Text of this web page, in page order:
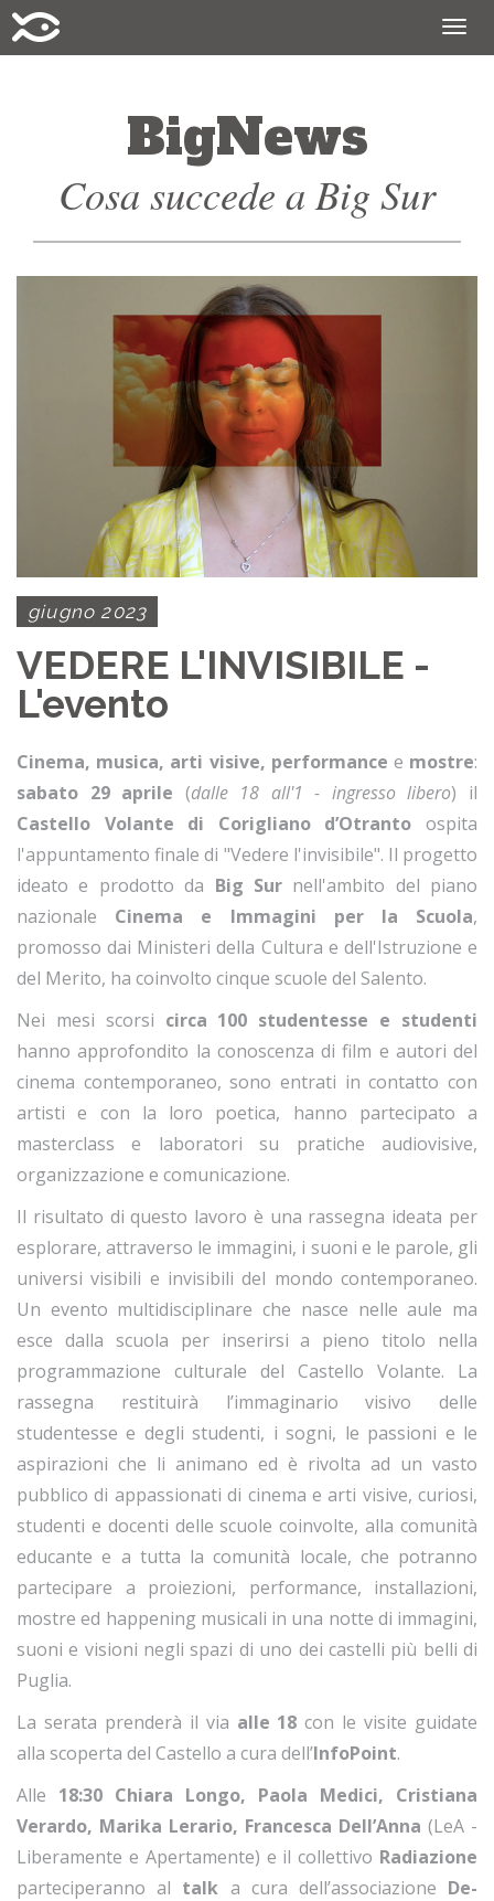
BigNews
Cosa succede a Big Sur
giugno 2023
VEDERE L'INVISIBILE -
L'evento
Cinema, musica, arti visive, performance e mostre:
sabato 29 aprile (dalle 18 all'1 - ingresso libero) il
Castello Volante di Corigliano d’Otranto ospita
l'appuntamento finale di "Vedere l'invisibile". Il progetto
ideato e prodotto da Big Surnell'ambito del piano
nazionale Cinema e Immagini per la Scuola,
promosso dai Ministeri della Cultura e dell'Istruzione e
del Merito, ha coinvolto cinque scuole del Salento.
Nei mesi scorsi circa 100 studentesse e studenti
hanno approfondito la conoscenza di film e autori del
cinema contemporaneo, sono entrati in contatto con
artisti e con la loro poetica, hanno partecipato a
masterclass e laboratori su pratiche audiovisive,
organizzazione e comunicazione.
Il risultato di questo lavoro è una rassegna ideata per
esplorare, attraverso le immagini, i suoni e le parole, gli
universi visibili e invisibili del mondo contemporaneo.
Un evento multidisciplinare che nasce nelle aule ma
esce dalla scuola per inserirsi a pieno titolo nella
programmazione culturale del Castello Volante. La
rassegna restituirà l’immaginario visivo delle
studentesse e degli studenti, i sogni, le passioni e le
aspirazioni che li animano ed è rivolta ad un vasto
pubblico di appassionati di cinema e arti visive, curiosi,
studenti e docenti delle scuole coinvolte, alla comunità
educante e a tutta la comunità locale, che potranno
partecipare a proiezioni, performance, installazioni,
mostre ed happening musicali in una notte di immagini,
suoni e visioni negli spazi di uno dei castelli più belli di
Puglia.
La serata prenderà il via alle 18 con le visite guidate
alla scoperta del Castello a cura dell’InfoPoint.
Alle 18:30 Chiara Longo, Paola Medici, Cristiana
Verardo, Marika Lerario, Francesca Dell’Anna (LeA -
Liberamente e Apertamente) e il collettivo Radiazione
parteciperanno al talk a cura dell’associazione De-